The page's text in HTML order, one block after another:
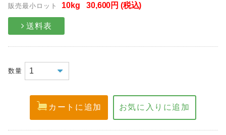
販売最小ロット 10kg 30,600円 (税込)
送料表
数量